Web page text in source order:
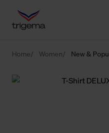
Home Women New &